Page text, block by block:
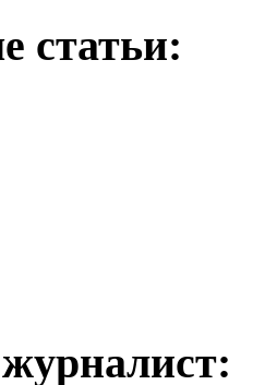
статьи: